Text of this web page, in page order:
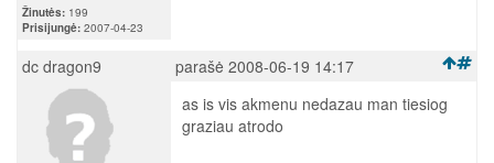
Žinutės: 199
Prisijungė: 2007-04-23
dc dragon9 parašė 2008-06-19 14:17
as is vis akmenu nedazau man tiesiog
graziau atrodo